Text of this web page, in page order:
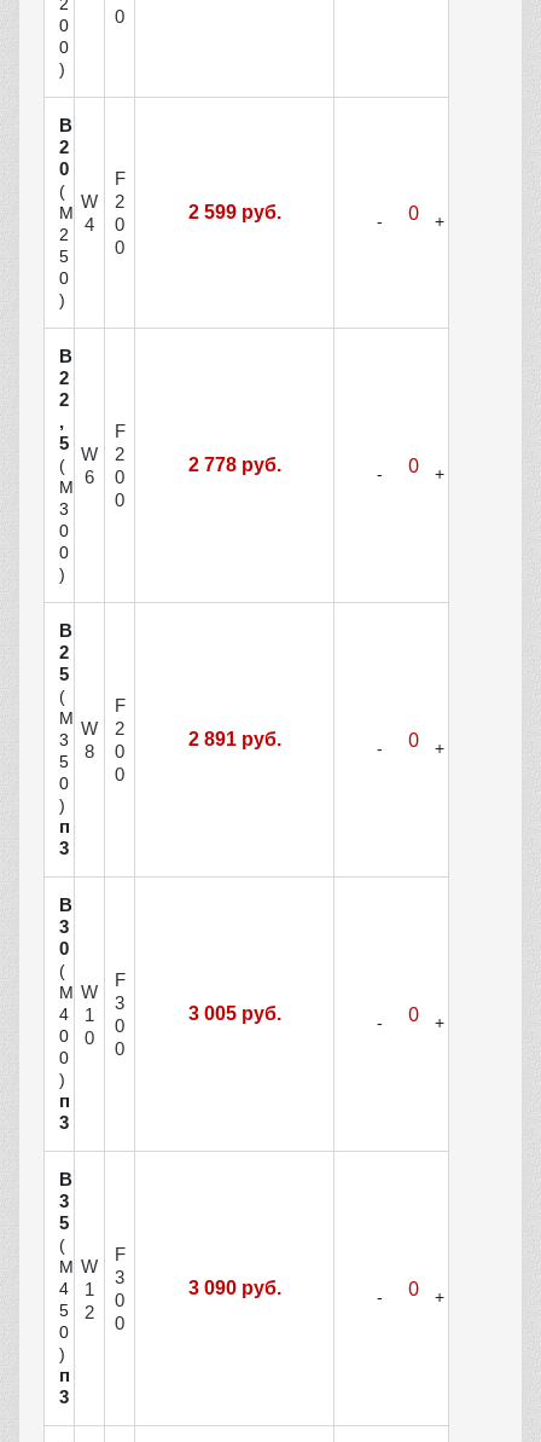
2
0
0
)
0
В
2
0
(
М
2
5
0
)
W
4
F
2
0
0
2 599 руб.
В
2
2
,
5
(
М
3
0
0
)
W
6
F
2
0
0
2 778 руб.
В
2
5
(
М
3
5
0
)
п
3
W
8
F
2
0
0
2 891 руб.
В
3
0
(
М
4
0
0
)
п
3
W
1
0
F
3
0
0
3 005 руб.
В
3
5
(
М
4
5
0
)
п
3
W
1
2
F
3
0
0
3 090 руб.